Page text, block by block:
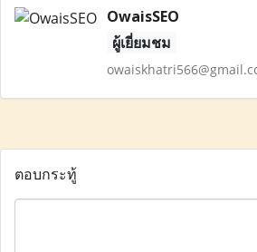
OwaisSEO
ผู้เยี่ยมชม
ตอบกระทู้